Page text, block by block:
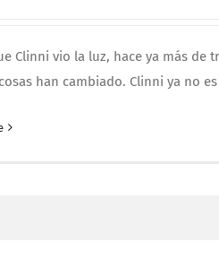
Clinni vio la luz, hace ya más de
han cambiado. Clinni ya no